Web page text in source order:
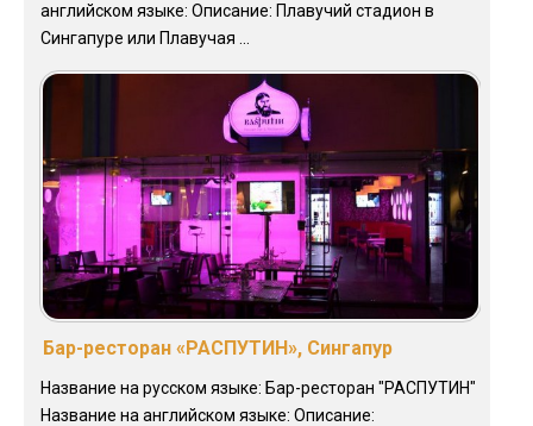
английском языке: Описание: Плавучий стадион в
Сингапуре или Плавучая ...
Бар-ресторан «РАСПУТИН», Сингапур
Название на русском языке: Бар-ресторан "РАСПУТИН"
Название на английском языке: Описание: